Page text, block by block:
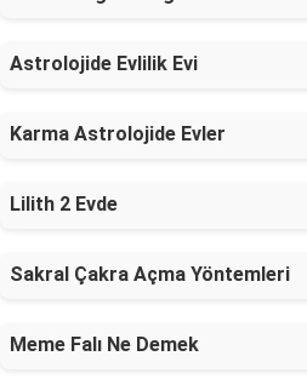
Astrolojide Evlilik Evi
Karma Astrolojide Evler
Lilith 2 Evde
Sakral Çakra Açma Yöntemleri
Meme Falı Ne Demek